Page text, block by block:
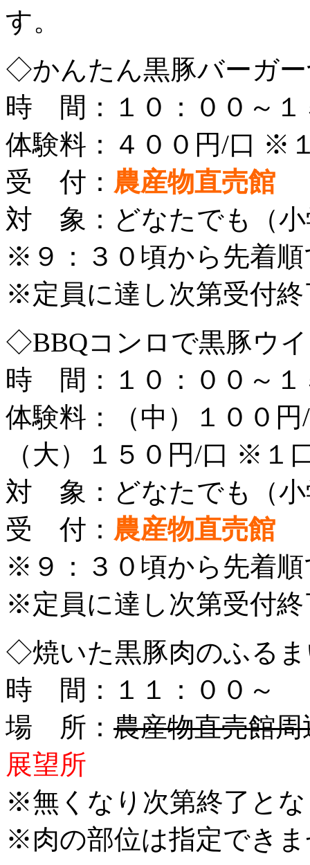
す。
◇かんたん黒豚バーガ
時 間：１０：００～１
体験料：４００円/口 ※
受 付： 農産物直売館
対 象：どなたでも（小
※９：３０頃から先着
※定員に達し次第受付
◇BBQコンロで黒豚ウ
時 間：１０：００～１
体験料：（中）１００
（大）１５０円/口 ※１
対 象：どなたでも（小
受 付： 農産物直売館
※９：３０頃から先着
※定員に達し次第受付
◇焼いた黒豚肉のふる
時 間：１１：００～
場 所： 農産物直売館周
展望所
※無くなり次第終了と
※肉の部位は指定でき